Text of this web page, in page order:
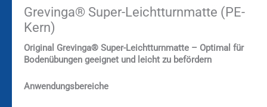
Grevinga® Super-Leichtturnmatte (PE-
Kern)
Original Grevinga® Super-Leichtturnmatte – Optimal für
Bodenübungen geeignet und leicht zu befördern
Anwendungsbereiche